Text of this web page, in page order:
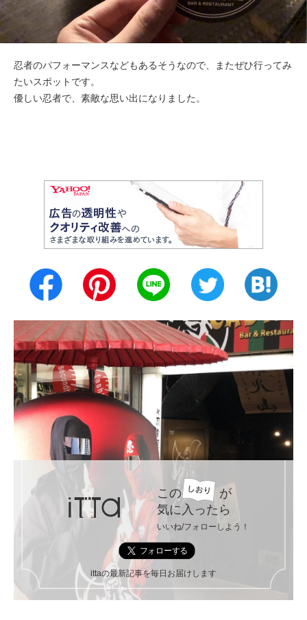
忍者のパフォーマンスなどもあるそうなので、またぜひ行ってみ
たいスポットです。
優しい忍者で、素敵な思い出になりました。
この
が
気に入ったら
いいね/フォローしよう！
ittaの最新記事を毎日お届けします